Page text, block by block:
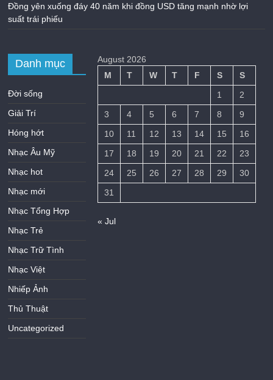
Đồng yên xuống đáy 40 năm khi đồng USD tăng mạnh nhờ lợi
suất trái phiếu
Danh mục
Đời sống
Giải Trí
Hóng hớt
Nhạc Âu Mỹ
Nhạc hot
Nhạc mới
Nhạc Tổng Hợp
Nhạc Trẻ
Nhạc Trữ Tình
Nhạc Việt
Nhiếp Ảnh
Thủ Thuật
Uncategorized
August 2026
M
T W T F S
S
1
2
3
4 5 6 7 8
9
10
11 12 13 14 15
16
17
18 19 20 21 22
23
24
25 26 27 28 29
30
31
« Jul